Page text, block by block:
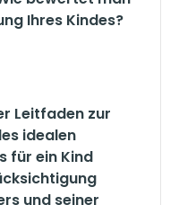
Ihres Kindes?
Leitfaden zur
idealen
für ein Kind
und seiner